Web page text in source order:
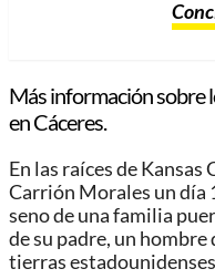
Más información sobre
en Cáceres.
En las raíces de
Carrión Morales un día
seno de una familia
de su padre, un
tierras